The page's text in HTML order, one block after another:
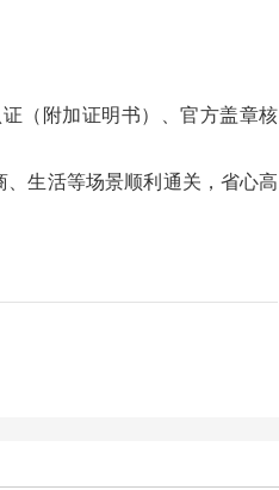
（附加证明书）、官方盖章核
生活等场景顺利通关，省心高